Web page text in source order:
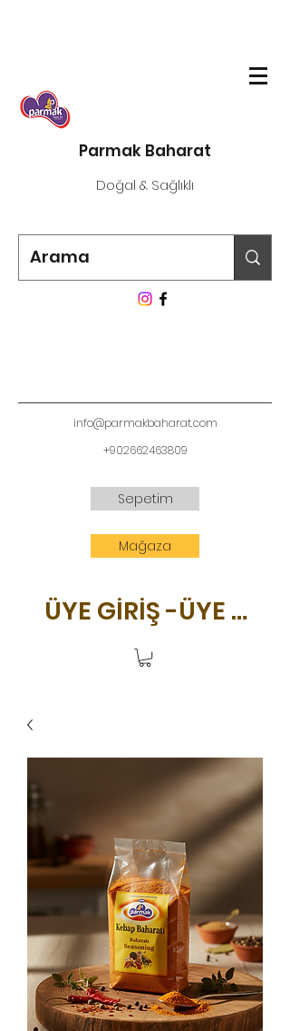
Parmak Baharat
Doğal & Sağlıklı
info@parmakbaharat.com
+902662463809
Sepetim
Mağaza
ÜYE GİRİŞ -ÜYE OL